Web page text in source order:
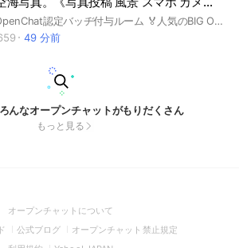
🏅Special OpenChat認定バッヂ付与ルーム 🏅人気のBIG OpenChat認定 空海の風景を投稿する癒し空間。 自分で撮影した写真で癒しの空色に染めて下さい。 🌅空・海オプ最大規模・参加メンバー数No.❶コミュ。 【 空乃日々*運営コミュニティ 】 🏅Special Open Chat認定バッチ❸部屋取得 🏆LINE OpenChatAward受賞!! 🏅ポジティブな独り言。(癒し解放) 🏅ポジティブな独り言。(癒し解放) 🏅癒しの空海写真。 🏅癒しの四季写真。 モノクローム写真。(モノクロの世界) 紙ﾋｺｰｷの伝言(写真詩) 🌻空乃日々*オプチャサポートルーム #スペシャルオープンチャット #LINEOpenChatAward #Award #アワード #受賞 #スマホ #カメラ #Canon #SONY #Nikon #一眼レフ #ミラーレス #クリスマス #イースター #初心者 #プロ #セミプロ #写真投稿 #風景 #癒し #自然 #写真 #夜景 #景色 #空 #海 #雨 #雪 #朝日 #夕日 #満月 #月 #流星群 #夜空 #砂浜 #海中 #AI #AI画像 AIイラスト #ポートレート #ストレス #癒されたい #オプチャ #スタンプ #LINEスタンプ #配信 #配信者 #ライブトーク ♛ 2020年12月19日 開設 ♛ 管理者の許可なく説明文を無断で転載･転用･コピー･スクショ･編集･改編等の二次利用を固く禁じます Copyright ©2020空乃日々*
49 分前
んなオープンチャットがもりだくさん
もっと見る
オープンチャットについて
in
(Open
in
公式ブログ
(Open
in
オープンチャット禁止規定(Open